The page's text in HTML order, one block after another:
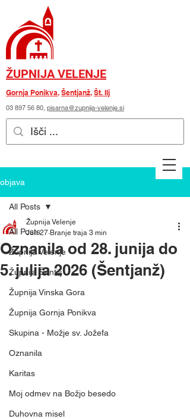
ŽUPNIJA VELENJE
Gornja Ponikva, Šentjanž, Št. Ilj
03 897 56 80, pisarna@zupnija-velenje.si
objava
All Posts
Župnija Velenje
Župnija Šentilj
Župnija Vinska Gora
Župnija Gornja Ponikva
Skupina - Možje sv. Jožefa
Oznanila
Karitas
Moj odmev na Božjo besedo
Duhovna misel
All Posts
Oznanila od 28. junija do
5. julija 2026 (Šentjanž)
Župnija Velenje
Jun 27 Branje traja 3 min